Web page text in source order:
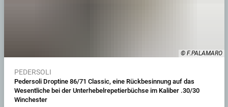
© F.PALAMARO
PEDERSOLI
Pedersoli Droptine 86/71 Classic, eine Rückbesinnung auf das
Wesentliche bei der Unterhebelrepetierbüchse im Kaliber .30/30
Winchester